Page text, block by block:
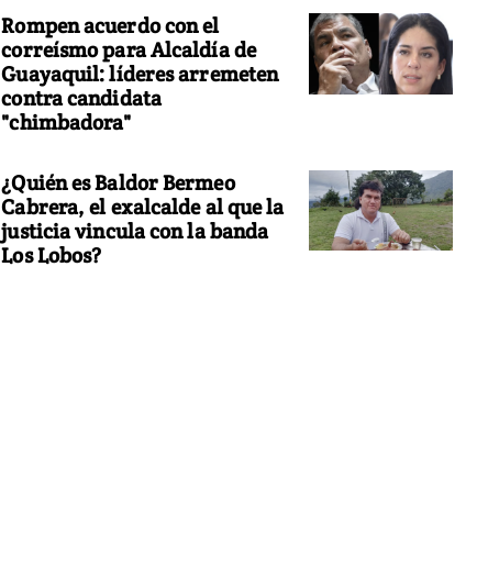
Rompen acuerdo con el
correísmo para Alcaldía de
Guayaquil: líderes arremeten
contra candidata
"chimbadora"
¿Quién es Baldor Bermeo
Cabrera, el exalcalde al que la
justicia vincula con la banda
Los Lobos?